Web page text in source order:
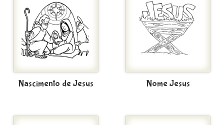
Nascimento de Jesus Nome Jesus